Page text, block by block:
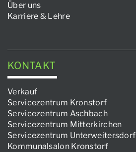
Über uns
Karriere & Lehre
KONTAKT
Verkauf
Servicezentrum Kronstorf
Servicezentrum Aschbach
Servicezentrum Mitterkirchen
Servicezentrum Unterweitersdorf
Kommunalsalon Kronstorf